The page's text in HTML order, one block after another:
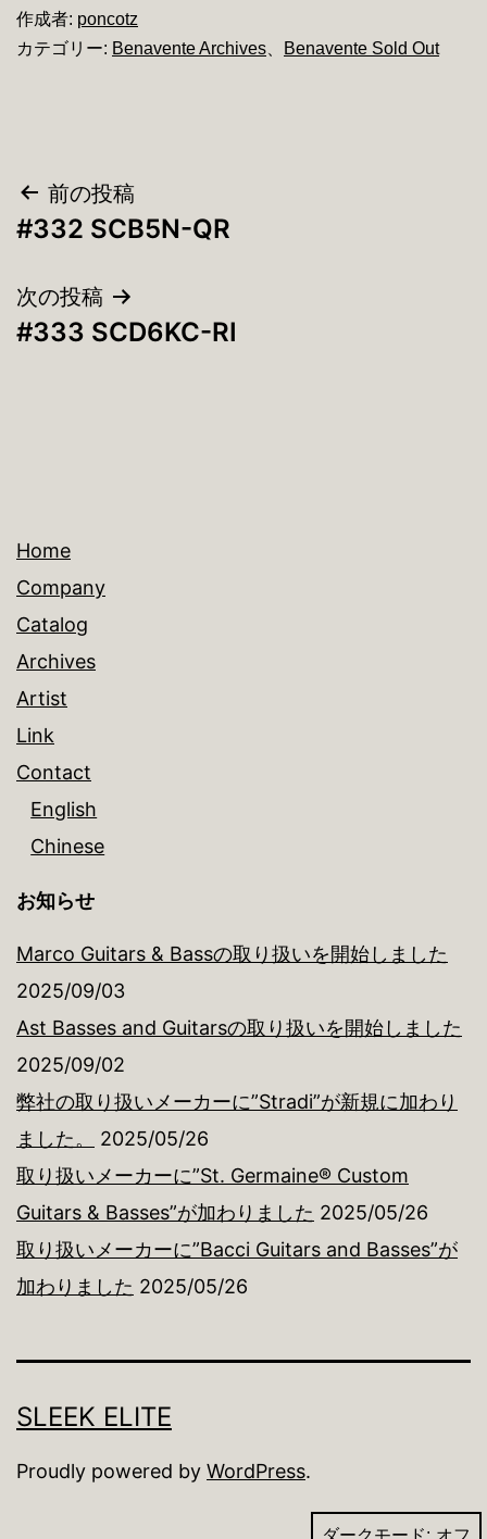
作成者: poncotz
カテゴリー: Benavente Archives Benavente Sold Out
投
稿
ナ
ビ
ョ
ン
前の投稿
#332 SCB5N-QR
次の投稿
#333 SCD6KC-RI
Home
Company
Catalog
Archives
Artist
Link
Contact
English
Chinese
お知らせ
Marco Guitars & Bassの取り扱いを開始しました
2025/09/03
Ast Basses and Guitarsの取り扱いを開始しました
2025/09/02
弊社の取り扱いメーカーに”Stradi”が新規に加わり
ました。
2025/05/26
取り扱いメーカーに”St. Germaine® Custom
Guitars & Basses”が加わりました 2025/05/26
取り扱いメーカーに”Bacci Guitars and Basses”が
加わりました 2025/05/26
SLEEK ELITE
Proudly powered by WordPress.
ダークモード: